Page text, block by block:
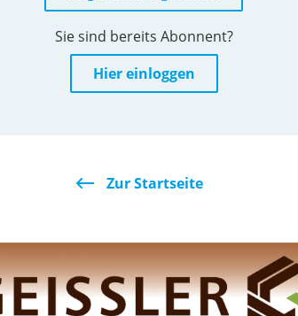
Sie sind bereits Abonnent?
Hier einloggen
Zur Startseite